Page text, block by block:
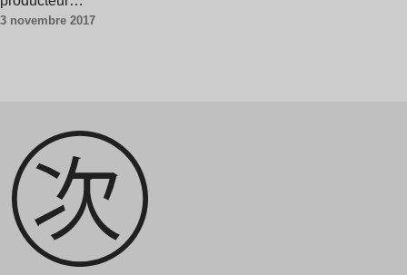
3 novembre 2017